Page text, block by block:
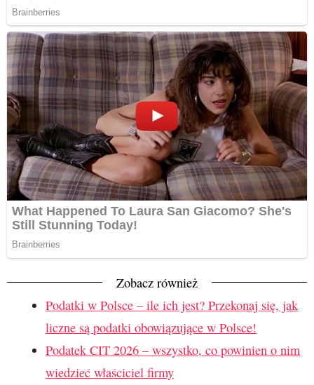
Zobacz również
Podatki w Polsce – ile ich jest? Przekonaj się, jak
liczne są podatki obowiązujące w Polsce!
Podatek CIT 2026 – wszystko, co powinien o nim
wiedzieć właściciel firmy